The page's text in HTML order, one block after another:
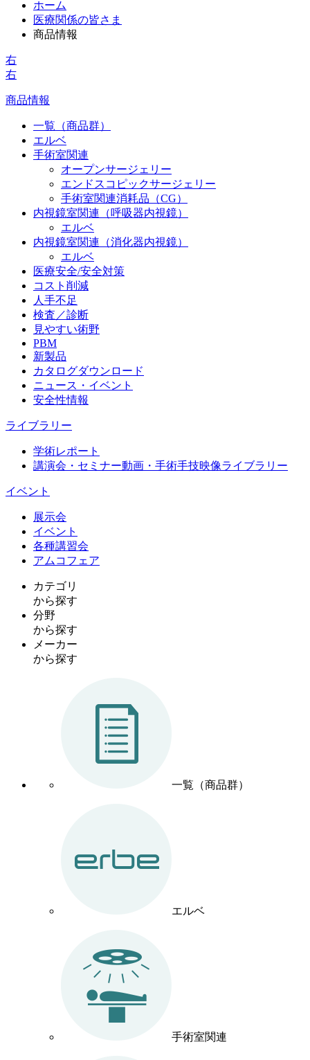
ホーム
医療関係の皆さま
商品情報
右
右
商品情報
一覧（商品群）
エルベ
手術室関連
オープンサージェリー
エンドスコピックサージェリー
手術室関連消耗品（CG）
内視鏡室関連（呼吸器内視鏡）
エルベ
内視鏡室関連（消化器内視鏡）
エルベ
医療安全/安全対策
コスト削減
人手不足
検査／診断
見やすい術野
PBM
新製品
カタログダウンロード
ニュース・イベント
安全性情報
ライブラリー
学術レポート
講演会・セミナー動画・手術手技映像ライブラリー
イベント
展示会
イベント
各種講習会
アムコフェア
カテゴリ
から探す
分野
から探す
メーカー
から探す
一覧（商品群）
エルベ
手術室関連